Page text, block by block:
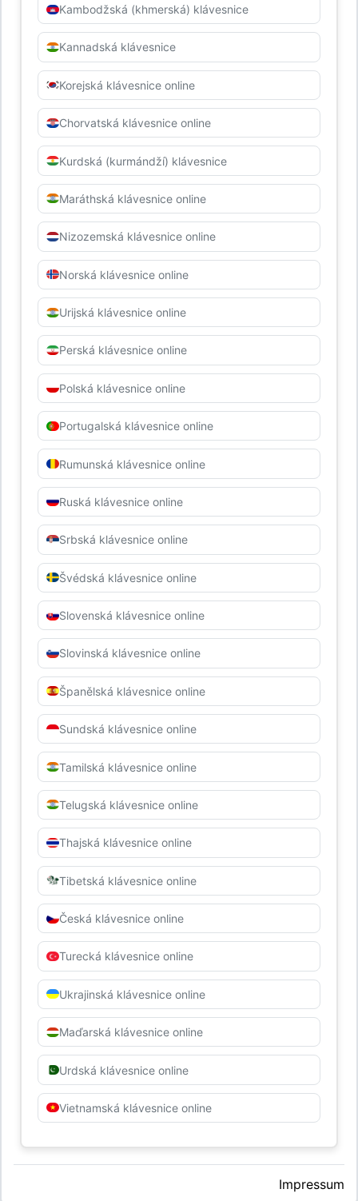
Kambodžská (khmerská) klávesnice
Kannadská klávesnice
Korejská klávesnice online
Chorvatská klávesnice online
Kurdská (kurmándží) klávesnice
Maráthská klávesnice online
Nizozemská klávesnice online
Norská klávesnice online
Urijská klávesnice online
Perská klávesnice online
Polská klávesnice online
Portugalská klávesnice online
Rumunská klávesnice online
Ruská klávesnice online
Srbská klávesnice online
Švédská klávesnice online
Slovenská klávesnice online
Slovinská klávesnice online
Španělská klávesnice online
Sundská klávesnice online
Tamilská klávesnice online
Telugská klávesnice online
Thajská klávesnice online
Tibetská klávesnice online
Česká klávesnice online
Turecká klávesnice online
Ukrajinská klávesnice online
Maďarská klávesnice online
Urdská klávesnice online
Vietnamská klávesnice online
Impressum